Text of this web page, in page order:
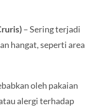
– Sering terjadi
hangat, seperti area
oleh pakaian
alergi terhadap